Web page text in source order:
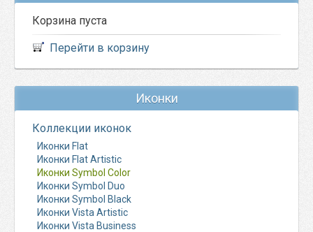
Корзина пуста
Перейти в корзину
Иконки
Коллекции иконок
Иконки Flat
Иконки Flat Artistic
Иконки Symbol Color
Иконки Symbol Duo
Иконки Symbol Black
Иконки Vista Artistic
Иконки Vista Business